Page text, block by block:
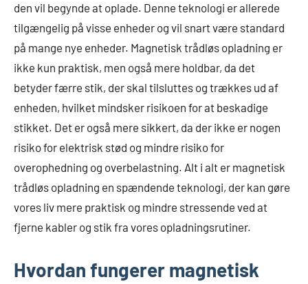
den vil begynde at oplade. Denne teknologi er allerede
tilgængelig på visse enheder og vil snart være standard
på mange nye enheder. Magnetisk trådløs opladning er
ikke kun praktisk, men også mere holdbar, da det
betyder færre stik, der skal tilsluttes og trækkes ud af
enheden, hvilket mindsker risikoen for at beskadige
stikket. Det er også mere sikkert, da der ikke er nogen
risiko for elektrisk stød og mindre risiko for
overophedning og overbelastning. Alt i alt er magnetisk
trådløs opladning en spændende teknologi, der kan gøre
vores liv mere praktisk og mindre stressende ved at
fjerne kabler og stik fra vores opladningsrutiner.
Hvordan fungerer magnetisk